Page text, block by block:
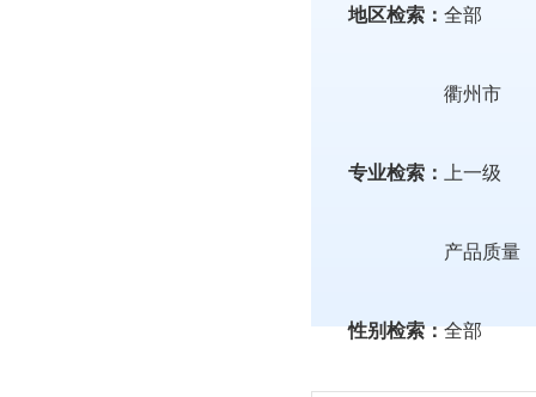
地区检索： 全部
衢州市
专业检索： 上一级
产品质量
性别检索：全部